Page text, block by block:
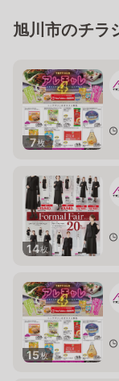
旭川市のチラ
7枚
14枚
15枚